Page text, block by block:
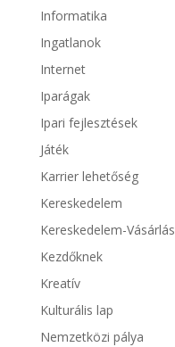
Informatika
Ingatlanok
Internet
Iparágak
Ipari fejlesztések
Játék
Karrier lehetőség
Kereskedelem
Kereskedelem-Vásárlás
Kezdőknek
Kreatív
Kulturális lap
Nemzetközi pálya